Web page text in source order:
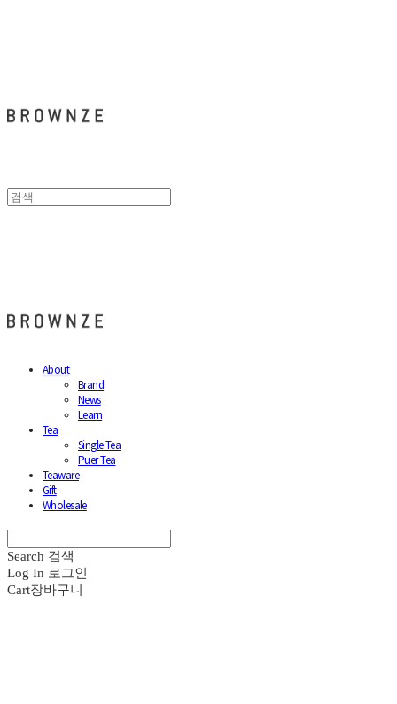
About
Brand
News
Learn
Tea
Single Tea
Puer Tea
Teaware
Gift
Wholesale
Search 검색
Log In 로그인
Cart장바구니